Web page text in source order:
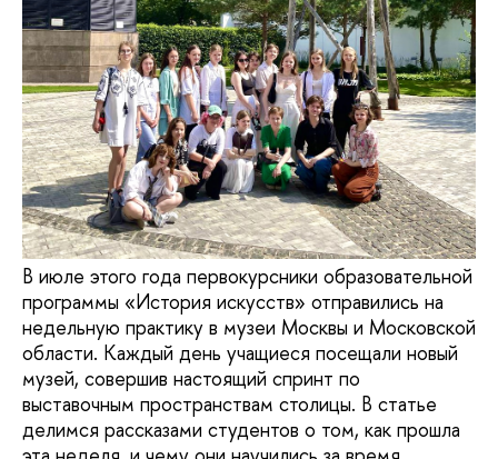
В июле этого года первокурсники образовательной
программы «История искусств» отправились на
недельную практику в музеи Москвы и Московской
области. Каждый день учащиеся посещали новый
музей, совершив настоящий спринт по
выставочным пространствам столицы. В статье
делимся рассказами студентов о том, как прошла